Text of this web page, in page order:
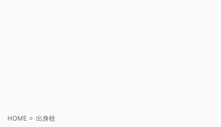
HOME > 出身校